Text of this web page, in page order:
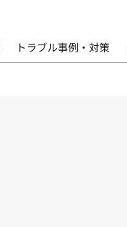
トラブル事例・対策